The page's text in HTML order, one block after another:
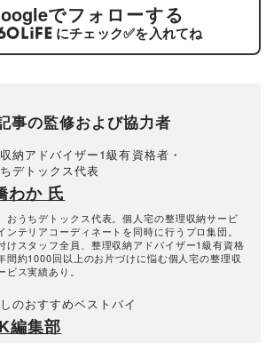
でフォローする
にチェック✅を入れてね
事の監修および協力者
納アドバイザー1級有資格者・
デトックス代表
わか 氏
おうちデトックス代表。個人宅の整理収納サービ
ンテリアコーディネートを同時に行うプロ集団。
けスタッフ全員、整理収納アドバイザー1級有資格
間約1000回以上のお片づけに悩む個人宅の整理収
ビス実績あり。
のおすすめベストバイ
編集部